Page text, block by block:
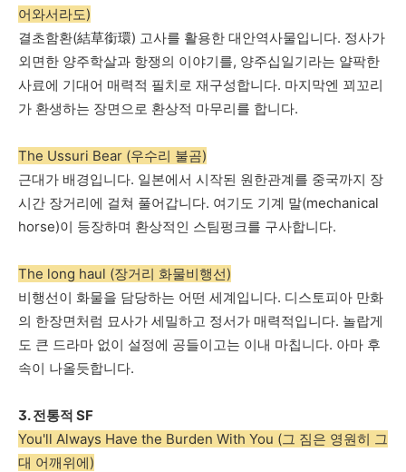
어와서라도)
결초함환(結草銜環) 고사를 활용한 대안역사물입니다. 정사가
외면한 양주학살과 항쟁의 이야기를, 양주십일기라는 얄팍한
사료에 기대어 매력적 필치로 재구성합니다. 마지막엔 꾀꼬리
가 환생하는 장면으로 환상적 마무리를 합니다.
The Ussuri Bear (우수리 불곰)
근대가 배경입니다. 일본에서 시작된 원한관계를 중국까지 장
시간 장거리에 걸쳐 풀어갑니다. 여기도 기계 말(mechanical
horse)이 등장하며 환상적인 스팀펑크를 구사합니다.
The long haul (장거리 화물비행선)
비행선이 화물을 담당하는 어떤 세계입니다. 디스토피아 만화
의 한장면처럼 묘사가 세밀하고 정서가 매력적입니다. 놀랍게
도 큰 드라마 없이 설정에 공들이고는 이내 마칩니다. 아마 후
속이 나올듯합니다.
3.전통적 SF
You'll Always Have the Burden With You (그 짐은 영원히 그
대 어깨위에)